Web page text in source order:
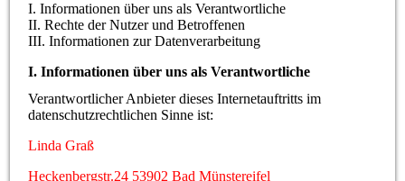
I. Informationen über uns als Verantwortliche
II. Rechte der Nutzer und Betroffenen
III. Informationen zur Datenverarbeitung
I. Informationen über uns als Verantwortliche
Verantwortlicher Anbieter dieses Internetauftritts im
datenschutzrechtlichen Sinne ist:
Linda Graß
Heckenbergstr.24 53902 Bad Münstereifel